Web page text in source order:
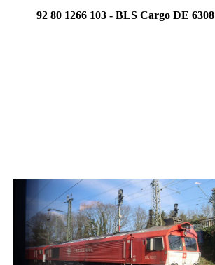
92 80 1266 103 - BLS Cargo DE 6308